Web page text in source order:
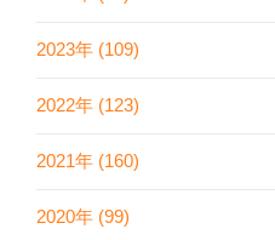
2023年 (109)
2022年 (123)
2021年 (160)
2020年 (99)